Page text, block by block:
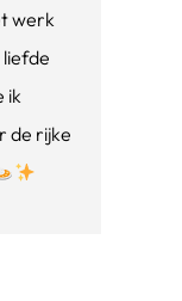
werk
liefde
ik
de rijke